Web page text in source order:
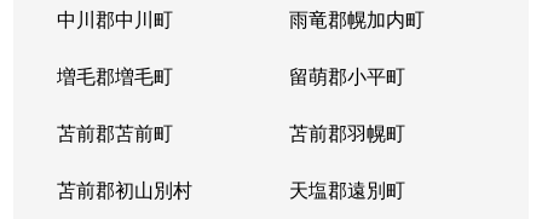
中川郡中川町 雨竜郡幌加内町
増毛郡増毛町 留萌郡小平町
苫前郡苫前町 苫前郡羽幌町
苫前郡初山別村 天塩郡遠別町